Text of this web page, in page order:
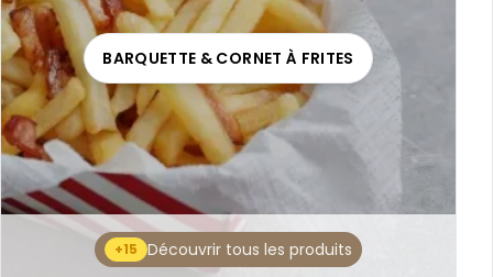
BARQUETTE & CORNET À FRITES
+15 Découvrir tous les produits